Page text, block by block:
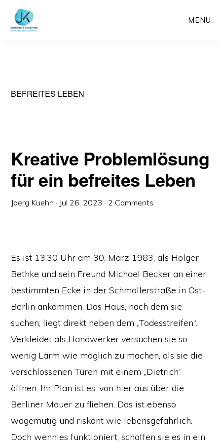
Skip
MENU
BEFREITES LEBEN
Kreative Problemlösung
für ein befreites Leben
Joerg Kuehn · Jul 26, 2023 · 2 Comments
Es ist 13.30 Uhr am 30. März 1983, als Holger
Bethke und sein Freund Michael Becker an einer
bestimmten Ecke in der Schmollerstraße in Ost-
Berlin ankommen. Das Haus, nach dem sie
suchen, liegt direkt neben dem „Todesstreifen“.
Verkleidet als Handwerker versuchen sie so
wenig Lärm wie möglich zu machen, als sie die
verschlossenen Türen mit einem „Dietrich“
öffnen. Ihr Plan ist es, von hier aus über die
Berliner Mauer zu fliehen. Das ist ebenso
wagemutig und riskant wie lebensgefährlich.
Doch wenn es funktioniert, schaffen sie es in ein